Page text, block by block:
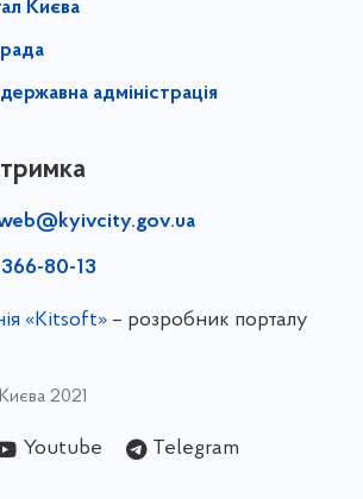
Києва
рада
адміністрація
80-13
«Kitsoft»– розробник порталу
2021
Youtube
Telegram